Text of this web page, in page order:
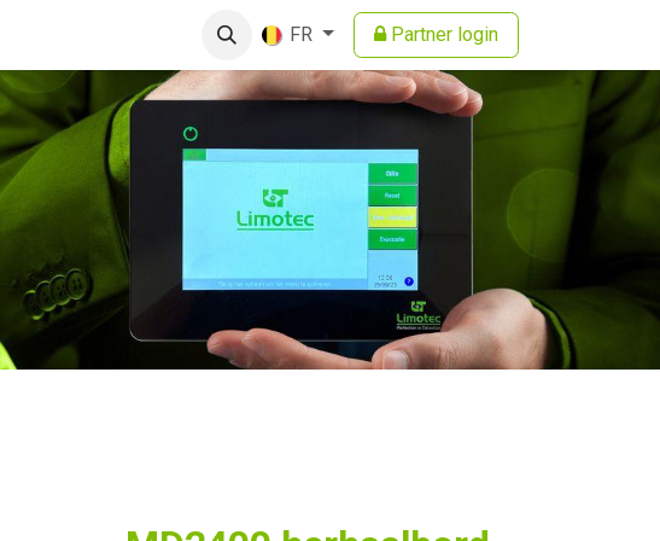
FR Partner login